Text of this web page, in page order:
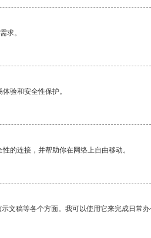
求。
验和安全性保护。
的连接，并帮助你在网络上自由移动。
文稿等各个方面。我可以使用它来完成日常办